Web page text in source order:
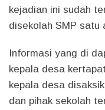
kejadian ini sudah
disekolah SMP satu
Informasi yang di
kepala desa
kepala desa
dan pihak sekolah